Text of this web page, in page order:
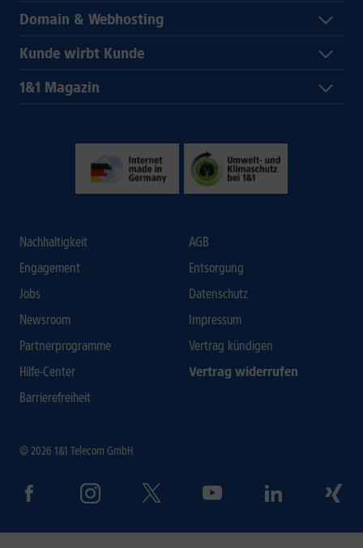
Domain & Webhosting
Kunde wirbt Kunde
1&1 Magazin
Nachhaltigkeit
Engagement
Jobs
Newsroom
Partnerprogramme
Hilfe-Center
Barrierefreiheit
AGB
Entsorgung
Datenschutz
Impressum
Vertrag kündigen
Vertrag widerrufen
© 2026 1&1 Telecom GmbH